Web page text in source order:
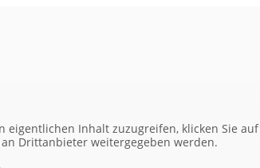
eigentlichen Inhalt zuzugreifen, klicken Sie auf
Drittanbieter weitergegeben werden.